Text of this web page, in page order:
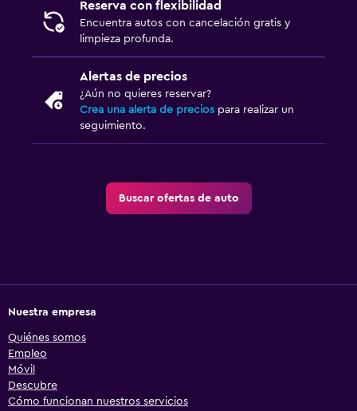
Reserva con flexibilidad
Encuentra autos con cancelación gratis y
limpieza profunda.
Alertas de precios
¿Aún no quieres reservar?
Crea una alerta de precios para realizar un
seguimiento.
Buscar ofertas de auto
Nuestra empresa
Quiénes somos
Empleo
Móvil
Descubre
Cómo funcionan nuestros servicios